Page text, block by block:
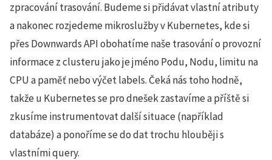
zpracování trasování. Budeme si přidávat vlastní atributy
a nakonec rozjedeme mikroslužby v Kubernetes, kde si
přes Downwards API obohatíme naše trasování o provozní
informace z clusteru jako je jméno Podu, Nodu, limitu na
CPU a paměť nebo výčet labels. Čeká nás toho hodně,
takže u Kubernetes se pro dnešek zastavíme a příště si
zkusíme instrumentovat další situace (například
databáze) a ponoříme se do dat trochu hlouběji s
vlastními query.